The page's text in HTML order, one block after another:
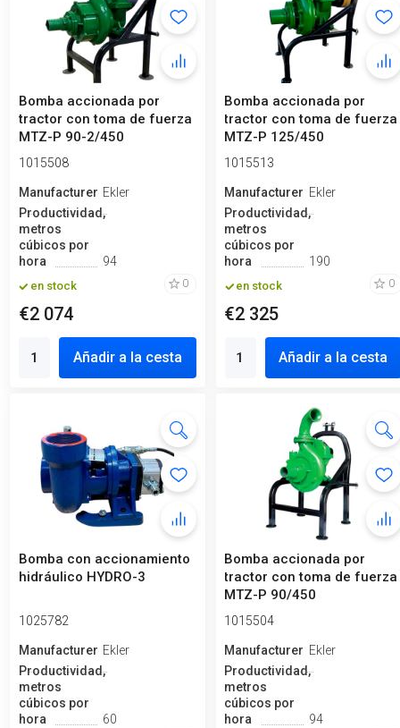
Bomba accionada por
tractor con toma de fuerza
MTZ-P 90-2/450
1015508
ManufactureroEkler
Productividad,
metros
cúbicos por
hora
94
en stock 0
€2 074
Añadir a la cesta
Bomba accionada por
tractor con toma de fuerza
MTZ-P 125/450
1015513
ManufactureroEkler
Productividad,
metros
cúbicos por
hora
190
en stock 0
€2 325
Añadir a la cesta
Bomba con accionamiento
hidráulico HYDRO-3
1025782
ManufactureroEkler
Productividad,
metros
cúbicos por
hora
60
Bomba accionada por
tractor con toma de fuerza
MTZ-P 90/450
1015504
ManufactureroEkler
Productividad,
metros
cúbicos por
hora
94